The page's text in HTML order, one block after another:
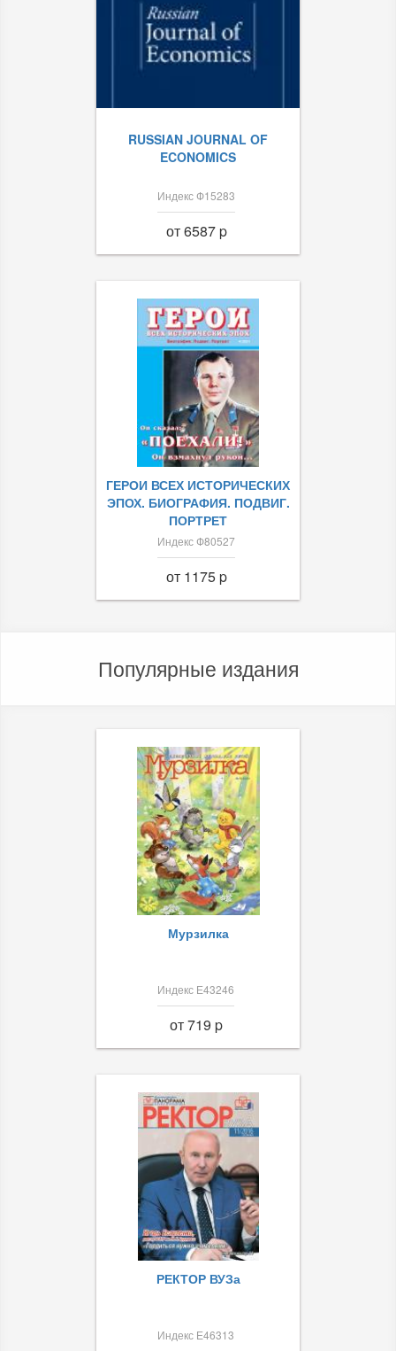
RUSSIAN JOURNAL OF
ECONOMICS
Индекс Ф15283
от 6587 p
ГЕРОИ ВСЕХ ИСТОРИЧЕСКИХ
ЭПОХ. БИОГРАФИЯ. ПОДВИГ.
ПОРТРЕТ
Индекс Ф80527
от 1175 p
Популярные издания
Мурзилка
Индекс Е43246
от 719 p
РЕКТОР ВУЗа
Индекс Е46313